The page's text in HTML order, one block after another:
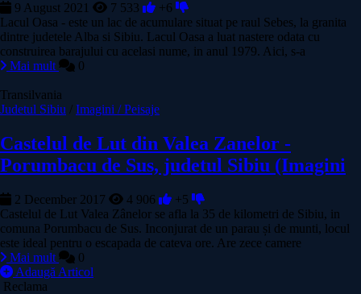
9 August 2021 7 533
+6
Lacul Oasa - este un lac de acumulare situat pe raul Sebes, la granita
dintre judetele Alba si Sibiu. Lacul Oasa a luat nastere odata cu
construirea barajului cu acelasi nume, in anul 1979. Aici, s-a
Mai mult
0
Transilvania
Judetul Sibiu / Imagini / Peisaje
Castelul de Lut din Valea Zanelor -
Porumbacu de Sus, judetul Sibiu (Imagini
2 December 2017 4 906
+5
Castelul de Lut Valea Zânelor se afla la 35 de kilometri de Sibiu, in
comuna Porumbacu de Sus. Inconjurat de un parau și de munti, locul
este ideal pentru o escapada de cateva ore. Are zece camere
Mai mult
0
Adaugă Articol
Reclama